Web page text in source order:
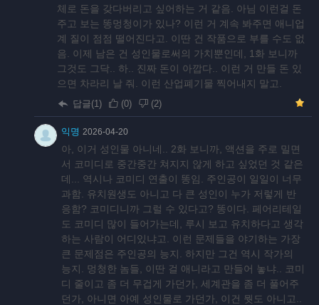
체로 돈을 갖다버리고 싶어하는 거 같음. 아님 이런걸 돈
주고 보는 똥멍청이가 있나? 이런 거 계속 봐주면 애니업
계 질이 점점 떨어진다고. 이딴 건 작품으로 부를 수도 없
음. 이제 남은 건 성인물로써의 가치뿐인데, 1화 보니까
그것도 그닥.. 하.. 진짜 돈이 아깝다.. 이런 거 만들 돈 있
으면 차라리 날 줘. 이런 산업폐기물 찍어내지 말고.
답글(1) (0) (2)
익명 2026-04-20
아, 이거 성인물 아니네.. 2화 보니까, 액션을 주로 밀면
서 코미디로 중간중간 쳐지지 않게 하고 싶었던 것 같은
데... 역시나 코미디 연출이 똥임. 주인공이 일일이 너무
과함. 유치원생도 아니고 다 큰 성인이 누가 저렇게 반
응함? 코미디니까 그럴 수 있다고? 똥이다. 페어리테일
도 코미디 많이 들어가는데, 루시 보고 유치하다고 생각
하는 사람이 어디있냐고. 이런 문제들을 야기하는 가장
큰 문제점은 주인공의 능지. 하지만 그건 역시 작가의
능지. 멍청한 놈들, 이딴 걸 애니라고 만들어 놓냐.. 코미
디 줄이고 좀 더 무겁게 가던가, 세계관을 좀 더 풀어주
던가, 아니면 아예 성인물로 가던가, 이건 뭣도 아니고..